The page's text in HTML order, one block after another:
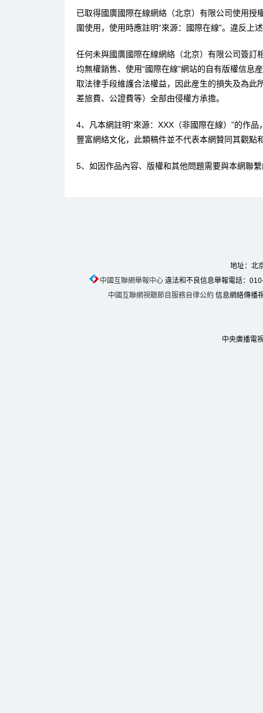
已取得國廣國際在線網絡（北京）有限公司使用
圍使用，使用時應註明“來源：國際在線”。違反上
任何未與國廣國際在線網絡（北京）有限公司簽訂
均無權銷售、使用“國際在線”網站的自有版權信息
取法律手段維護合法權益，因此産生的損失及為此
差旅費、公證費等）全部由侵權方承擔。
4、凡本網註明“來源：XXX（非國際在線）”的作
豐富網絡文化，此類稿件並不代表本網贊同其觀點
5、如因作品內容、版權和其他問題需要與本網聯
地址：北
中國互聯網舉報中心違法和不良信息舉報電話：
中國互聯網視聽節目服務自律公約 信息網絡傳播
中央廣播電